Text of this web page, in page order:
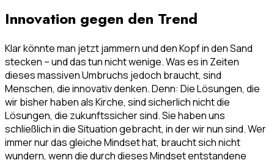
Innovation gegen den Trend
Klar könnte man jetzt jammern und den Kopf in den Sand
stecken – und das tun nicht wenige. Was es in Zeiten
dieses massiven Umbruchs jedoch braucht, sind
Menschen, die innovativ denken. Denn: Die Lösungen, die
wir bisher haben als Kirche, sind sicherlich nicht die
Lösungen, die zukunftssicher sind. Sie haben uns
schließlich in die Situation gebracht, in der wir nun sind. Wer
immer nur das gleiche Mindset hat, braucht sich nicht
wundern, wenn die durch dieses Mindset entstandene